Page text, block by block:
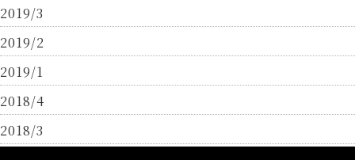
2019/3
2019/2
2019/1
2018/4
2018/3